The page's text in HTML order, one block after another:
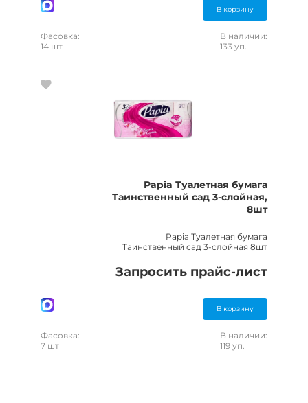
В корзину
Фасовка:
14 шт
В наличии:
133 уп.
Papia Туалетная бумага
Таинственный сад 3-слойная,
8шт
Papia Туалетная бумага
Таинственный сад 3-слойная 8шт
Запросить прайс-лист
В корзину
Фасовка:
7 шт
В наличии:
119 уп.